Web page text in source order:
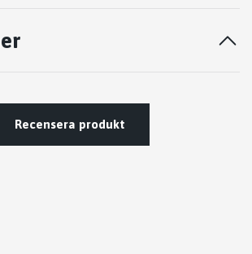
Recensera produkt